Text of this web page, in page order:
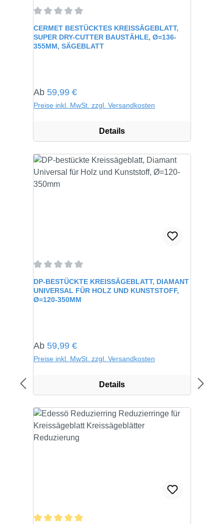
Durchschnittliche Bewertung von 0 von 5 Sternen
CERMET BESTÜCKTES KREISSÄGEBLATT,
SUPER DRY-CUTTER BAUSTÄHLE, Ø=136-
355MM, SÄGEBLATT
Regulärer Preis:
Ab 59,99 €
Preise inkl. MwSt. zzgl. Versandkosten
Details
Durchschnittliche Bewertung von 0 von 5 Sternen
DP-BESTÜCKTE KREISSÄGEBLATT, DIAMANT
UNIVERSAL FÜR HOLZ UND KUNSTSTOFF,
Ø=120-350MM
Regulärer Preis:
Ab 59,99 €
Preise inkl. MwSt. zzgl. Versandkosten
Details